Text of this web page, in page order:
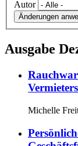
Autor
Änderungen
Ausgabe
Michelle